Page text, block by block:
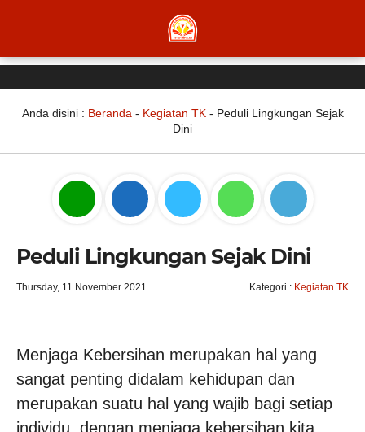
Anda disini : Beranda - Kegiatan TK- Peduli Lingkungan Sejak
Dini
Peduli Lingkungan Sejak Dini
Thursday, 11 November 2021 Kategori : Kegiatan TK
Menjaga Kebersihan merupakan hal yang
sangat penting didalam kehidupan dan
merupakan suatu hal yang wajib bagi setiap
individu, dengan menjaga kebersihan kita